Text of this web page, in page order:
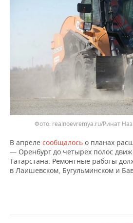
realnoevremya.ru/Ринат
В апреле сообщалось о планах
— Оренбург до четырех полос
Татарстана. Ремонтные работы
в Лаишевском, Бугульминском и